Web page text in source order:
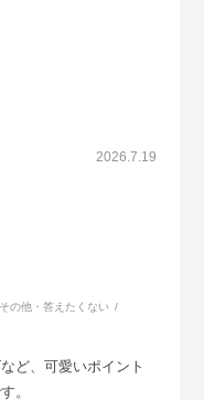
2026.7.19
その他・答えたくない
ど、可愛いポイント
。